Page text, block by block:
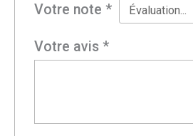
Votre note*
Votre avis*